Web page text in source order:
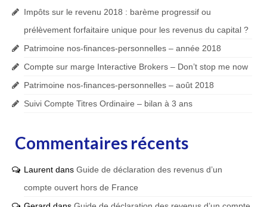
Impôts sur le revenu 2018 : barème progressif ou
prélèvement forfaitaire unique pour les revenus du capital ?
Patrimoine nos-finances-personnelles – année 2018
Compte sur marge Interactive Brokers – Don’t stop me now
Patrimoine nos-finances-personnelles – août 2018
Suivi Compte Titres Ordinaire – bilan à 3 ans
Commentaires récents
Laurent dans Guide de déclaration des revenus d’un
compte ouvert hors de France